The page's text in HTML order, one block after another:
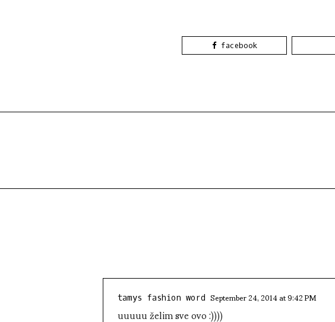
facebook
tamys fashion word September 24, 2014 at 9:42 PM
uuuuu želim sve ovo :))))